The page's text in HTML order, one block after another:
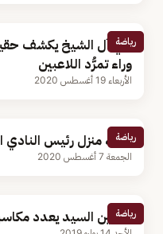
رياضة
تركي آل الشيخ يكشف
وراء تمرُّد اللاعبين
الأربعاء 19 أغسطس 2020
رياضة
سرقة منزل رئيس النادي
الجمعة 7 أغسطس 2020
رياضة
حسين السيد يعدد